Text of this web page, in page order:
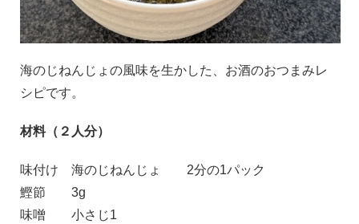
海のじねんじょの風味を生かした、お酒のおつまみレ
シピです。
材料（２人分）
味付け 海のじねんじょ
2分の1パック
鰹節
3g
味噌
小さじ1